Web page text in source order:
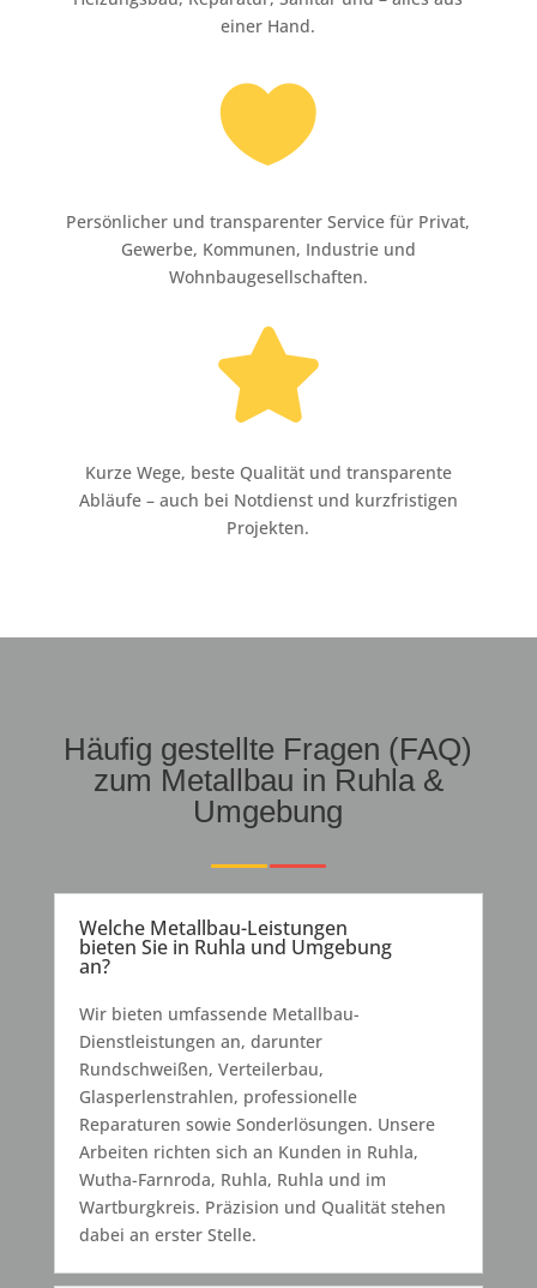
einer Hand.

Persönlicher und transparenter Service für Privat,
Gewerbe, Kommunen, Industrie und
Wohnbaugesellschaften.

Kurze Wege, beste Qualität und transparente
Abläufe – auch bei Notdienst und kurzfristigen
Projekten.
Häufig gestellte Fragen (FAQ)
zum Metallbau in Ruhla &
Umgebung
Welche Metallbau-Leistungen
bieten Sie in Ruhla und Umgebung
an?
Wir bieten umfassende Metallbau-
Dienstleistungen an, darunter
Rundschweißen, Verteilerbau,
Glasperlenstrahlen, professionelle
Reparaturen sowie Sonderlösungen. Unsere
Arbeiten richten sich an Kunden in Ruhla,
Wutha-Farnroda, Ruhla, Ruhla und im
Wartburgkreis. Präzision und Qualität stehen
dabei an erster Stelle.